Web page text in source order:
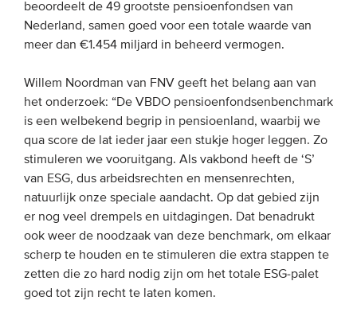
WIE WE ZIJN
Vereniging
Onze leden
Team
Partners & netwerken
WAT WE DOEN
Engagement
Benchmarking
Kennisdeling
beoordeelt de 49 grootste pensioenfondsen van
Nederland, samen goed voor een totale waarde van
meer dan €1.454 miljard in beheerd vermogen.
Willem Noordman van FNV geeft het belang aan van
het onderzoek: “De VBDO pensioenfondsenbenchmark
is een welbekend begrip in pensioenland, waarbij we
qua score de lat ieder jaar een stukje hoger leggen. Zo
stimuleren we vooruitgang. Als vakbond heeft de ‘S’
van ESG, dus arbeidsrechten en mensenrechten,
natuurlijk onze speciale aandacht. Op dat gebied zijn
er nog veel drempels en uitdagingen. Dat benadrukt
ook weer de noodzaak van deze benchmark, om elkaar
scherp te houden en te stimuleren die extra stappen te
zetten die zo hard nodig zijn om het totale ESG-palet
goed tot zijn recht te laten komen.